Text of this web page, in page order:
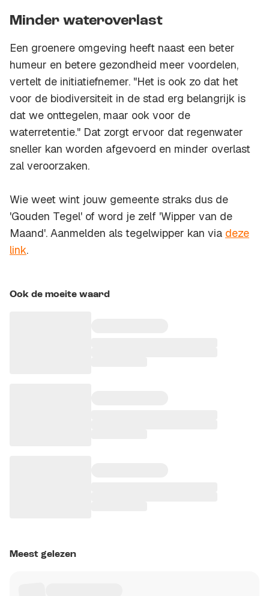
Minder wateroverlast
Een groenere omgeving heeft naast een beter
humeur en betere gezondheid meer voordelen,
vertelt de initiatiefnemer. "Het is ook zo dat het
voor de biodiversiteit in de stad erg belangrijk is
dat we onttegelen, maar ook voor de
waterretentie." Dat zorgt ervoor dat regenwater
sneller kan worden afgevoerd en minder overlast
zal veroorzaken.
Wie weet wint jouw gemeente straks dus de
'Gouden Tegel' of word je zelf 'Wipper van de
Maand'. Aanmelden als tegelwipper kan via deze
link.
Ook de moeite waard
Meest gelezen